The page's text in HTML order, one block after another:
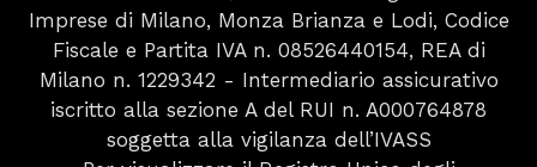
Imprese di Milano, Monza Brianza e Lodi, Codice
Fiscale e Partita IVA n. 08526440154, REA di
Milano n. 1229342 - Intermediario assicurativo
iscritto alla sezione A del RUI n. A000764878
soggetta alla vigilanza dell’IVASS